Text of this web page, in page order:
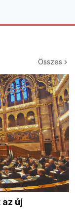
Összes
új